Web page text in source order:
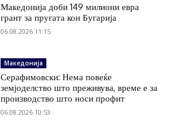
Македонија доби 149 милиони евра
грант за пругата кон Бугарија
06.08.2026 11:15
Македонија
Серафимовски: Нема повеќе
земјоделство што преживува, време е за
производство што носи профит
06.08.2026 10:53